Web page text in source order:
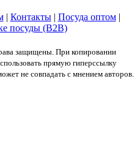
| Контакты| Посуда оптом|
посуды (B2B)
защищены. При копировании
прямую гиперссылку
не совпадать с мнением авторов.